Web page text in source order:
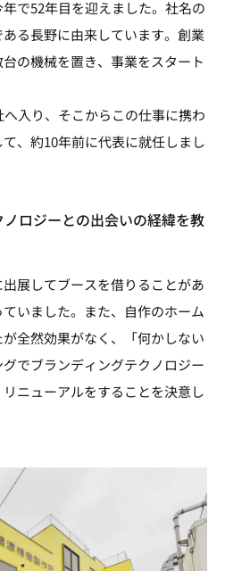
で52年目を迎えました。社名の
ある長野に由来しています。創業
の機械を置き、事業をスタート
入り、そこからこの仕事に携わ
、約10年前に代表に就任しまし
ロジーとの出会いの経緯を教
展してブースを借りることがあ
いました。また、自作のホーム
全然効果がなく、「何かしない
でブランディングテクノロジー
ニューアルをすることを決意し